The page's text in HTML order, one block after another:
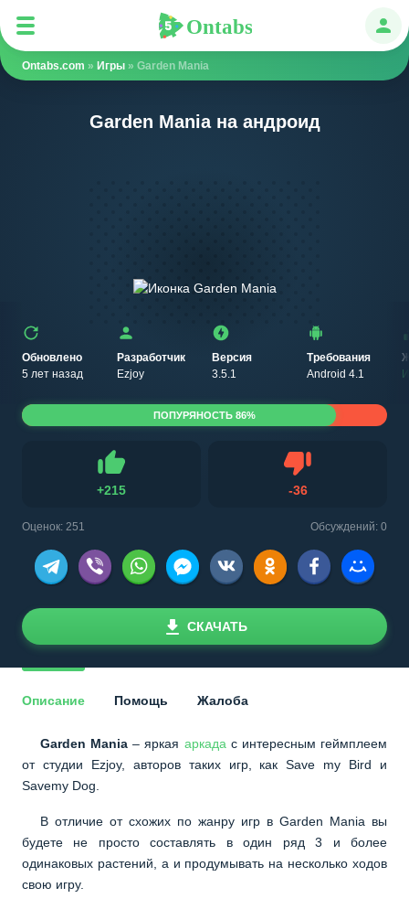
Ontabs
Ontabs.com » Игры » Garden Mania
Garden Mania на андроид
Обновлено
5 лет назад
Разработчик
Ezjoy
Версия
3.5.1
Требования
Android 4.1
+215
Нравится
-36Не нравится
Оценок: 251 Обсуждений: 0
ПОПУРЯНОСТЬ 86%
СКАЧАТЬ
Описание Помощь Жалоба
Garden Mania – яркая аркада с интересным геймплеем
от студии Ezjoy, авторов таких игр, как Save my Bird и
Savemy Dog.
В отличие от схожих по жанру игр в Garden Mania вы
будете не просто составлять в один ряд 3 и более
одинаковых растений, а и продумывать на несколько ходов
свою игру.